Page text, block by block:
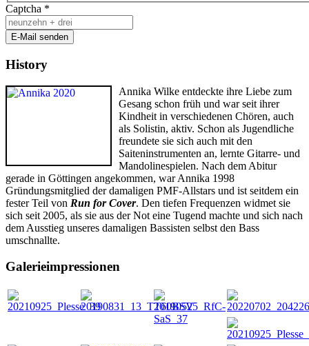
Captcha *
E-Mail senden
History
Annika Wilke entdeckte ihre Liebe zum
Gesang schon früh und war seit ihrer
Kindheit in verschiedenen Chören, auch
als Solistin, aktiv. Schon als Jugendliche
freundete sie sich auch mit den
Saiteninstrumenten an, lernte Gitarre- und
Mandolinespielen. Nach dem Abitur
gerade in Göttingen angekommen, war Annika 1998
Gründungsmitglied der damaligen PMF-Allstars und ist seitdem ein
fester Teil von Run for Cover. Den tiefen Frequenzen widmet sie
sich seit 2005, als sie aus der Not eine Tugend machte und sich nach
dem Ausstieg unseres damaligen Bassisten selbst den Bass
umschnallte.
Galerieimpressionen